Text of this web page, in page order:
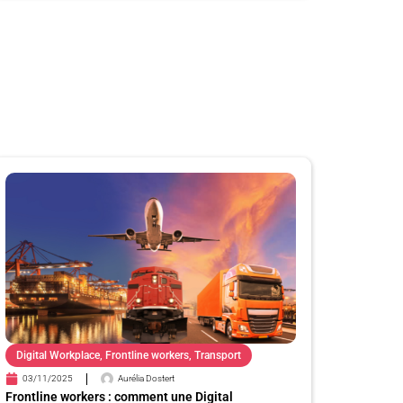
Digital Workplace, Frontline workers,Transport
03/11/2025 Aurélia Dostert
Frontline workers : comment une Digital